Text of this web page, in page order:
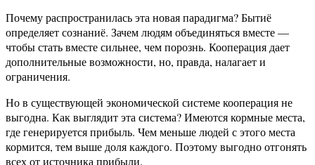
Почему распространилась эта новая парадигма? Бытиё
определяет сознаниё. Зачем людям объединяться вместе —
чтобы стать вместе сильнее, чем порознь. Кооперация дает
дополнительные возможности, но, правда, налагает и
ограничения.
Но в существующей экономической системе кооперация не
выгодна. Как выглядит эта система? Имеются кормные места,
где генерируется прибыль. Чем меньше людей с этого места
кормится, тем выше доля каждого. Поэтому выгодно отгонять
всех от источника прибыли.